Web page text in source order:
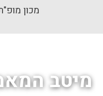
מכון
מיטב